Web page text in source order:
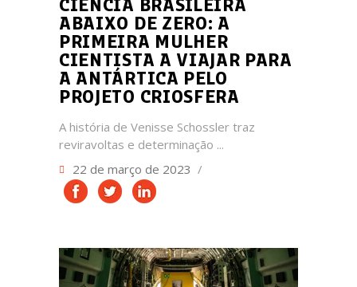
CIÊNCIA BRASILEIRA
ABAIXO DE ZERO: A
PRIMEIRA MULHER
CIENTISTA A VIAJAR PARA
A ANTÁRTICA PELO
PROJETO CRIOSFERA
A história de Venisse Schossler traz
reviravoltas e determinação
22 de março de 2023